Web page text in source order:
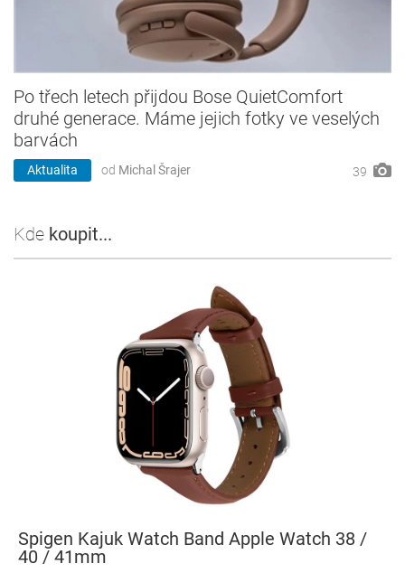
Po třech letech přijdou Bose QuietComfort
druhé generace. Máme jejich fotky ve veselých
barvách
Aktualita od Michal Šrajer 39
Kde koupit...
Spigen Kajuk Watch Band Apple Watch 38 /
40 / 41mm